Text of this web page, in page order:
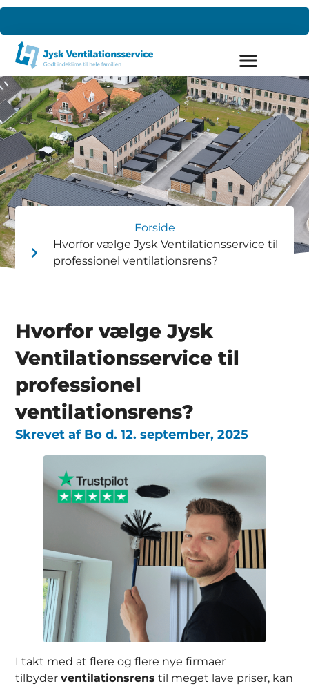
Forside
Hvorfor vælge Jysk Ventilationsservice til
professionel ventilationsrens?
Hvorfor vælge Jysk
Ventilationsservice til
professionel
ventilationsrens?
Skrevet afBo d.12. september, 2025
I takt med at flere og flere nye firmaer
tilbyderventilationsrens til meget lave priser, kan